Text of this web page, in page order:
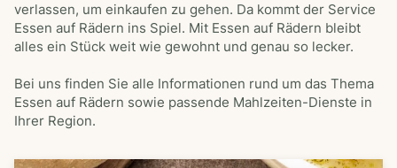
verlassen, um einkaufen zu gehen. Da kommt der Service
Essen auf Rädern ins Spiel. Mit Essen auf Rädern bleibt
alles ein Stück weit wie gewohnt und genau so lecker.
Bei uns finden Sie alle Informationen rund um das Thema
Essen auf Rädern sowie passende Mahlzeiten-Dienste in
Ihrer Region.